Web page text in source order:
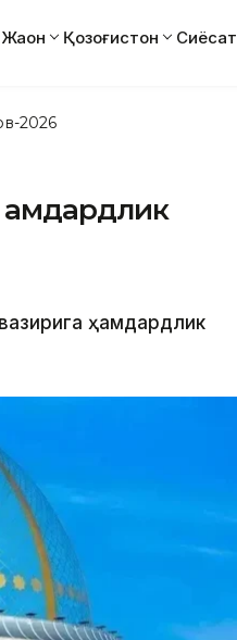
Жаҳон Қозоғистон Сиёсат
2026
ҳамдардлик